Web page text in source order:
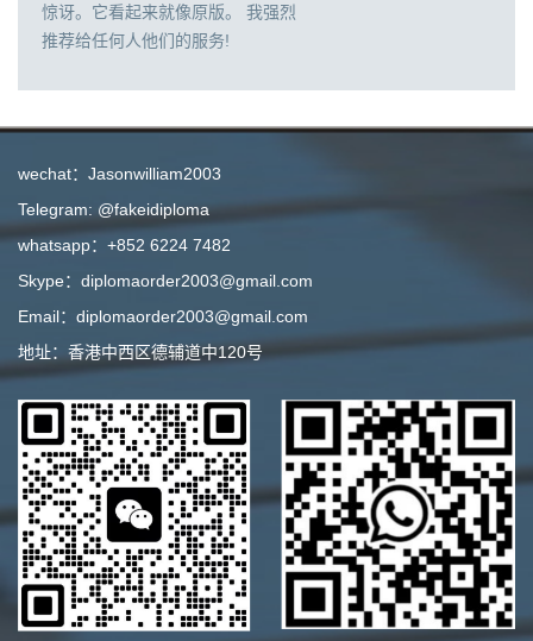
惊讶。它看起来就像原版。 我强烈
推荐给任何人他们的服务!
wechat：Jasonwilliam2003
Telegram: @fakeidiploma
whatsapp：+852 6224 7482
Skype：diplomaorder2003@gmail.com
Email：diplomaorder2003@gmail.com
地址：香港中西区德辅道中120号